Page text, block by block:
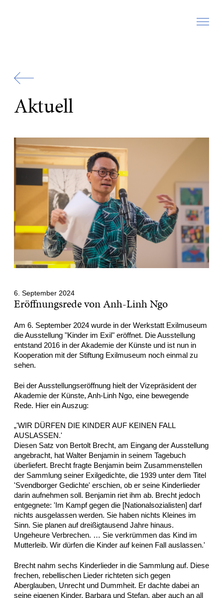
Aktuell
6. September 2024
Eröffnungsrede von Anh-Linh Ngo
Am 6. September 2024 wurde in der Werkstatt Exilmuseum
die Ausstellung "Kinder im Exil" eröffnet. Die Ausstellung
entstand 2016 in der Akademie der Künste und ist nun in
Kooperation mit der Stiftung Exilmuseum noch einmal zu
sehen.
Bei der Ausstellungseröffnung hielt der Vizepräsident der
Akademie der Künste, Anh-Linh Ngo, eine bewegende
Rede. Hier ein Auszug:
„'WIR DÜRFEN DIE KINDER AUF KEINEN FALL
AUSLASSEN.'
Diesen Satz von Bertolt Brecht, am Eingang der Ausstellung
angebracht, hat Walter Benjamin in seinem Tagebuch
überliefert. Brecht fragte Benjamin beim Zusammenstellen
der Sammlung seiner Exilgedichte, die 1939 unter dem Titel
'Svendborger Gedichte' erschien, ob er seine Kinderlieder
darin aufnehmen soll. Benjamin riet ihm ab. Brecht jedoch
entgegnete: 'Im Kampf gegen die [Nationalsozialisten] darf
nichts ausgelassen werden. Sie haben nichts Kleines im
Sinn. Sie planen auf dreißigtausend Jahre hinaus.
Ungeheure Verbrechen. … Sie verkrümmen das Kind im
Mutterleib. Wir dürfen die Kinder auf keinen Fall auslassen.'
Brecht nahm sechs Kinderlieder in die Sammlung auf. Diese
frechen, rebellischen Lieder richteten sich gegen
Aberglauben, Unrecht und Dummheit. Er dachte dabei an
seine eigenen Kinder, Barbara und Stefan, aber auch an all